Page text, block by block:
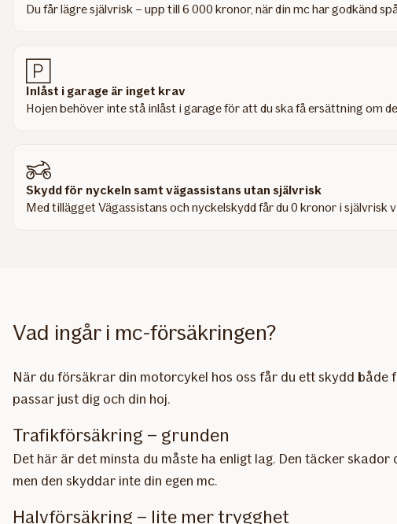
Du får lägre självrisk – upp till 6 000 kronor, när din mc har godkänd
Inlåst i garage är inget krav
Hojen behöver inte stå inlåst i garage för att du ska få ersättning om
Skydd för nyckeln samt vägassistans utan självrisk
Med tillägget Vägassistans och nyckelskydd får du 0 kronor i
Vad ingår i mc-försäkringen?
När du försäkrar din motorcykel hos oss får du ett skydd
passar just dig och din hoj.
Trafikförsäkring – grunden
Det här är det minsta du måste ha enligt lag. Den täcker
men den skyddar inte din egen mc.
Halvförsäkring – lite mer trygghet